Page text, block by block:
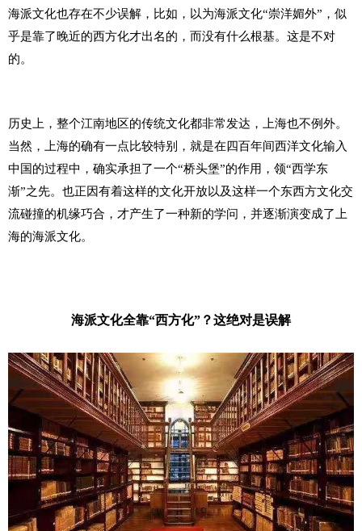
海派文化也存在不少误解，比如，以为海派文化“崇洋媚外”，似
乎是靠了晚近的西方化才出名的，而没有什么根基。这是不对
的。
历史上，整个江南地区的传统文化都非常发达，上海也不例外。
当然，上海的确有一点比较特别，就是在四百年间西洋文化输入
中国的过程中，确实承担了一个“桥头堡”的作用，领“西学东
渐”之先。 也正因有着这样的文化开放以及这样一个东西方文化交
流碰撞的机缘巧合，才产生了一种新的学问，并逐渐演变成了上
海的海派文化。
海派文化全靠“西方化”？这绝对是误解